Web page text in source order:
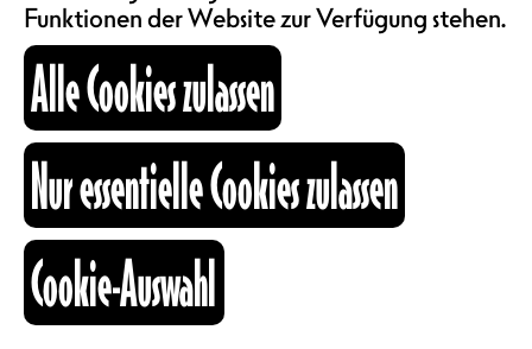
KARTOGRAPHIE
SUCHE
Kulturraum
Nouveau Monde am 21. August 2026
einzuladen! Kommt vorbei und
geniesst von 16:00 Uhr bis 02:00 Uhr
Techno- und Psy-Trance-Klänge,
abwechslungsreiche und
mitreissende Mucke, psychedelisch
und groovig – bei unserem ersten
Besuch im Nouveau Monde!
Be There Instead Of Nowhere !
Funktionen der Website zur Verfügung stehen.
Alle Cookies zulassen
Nur essentielle Cookies zulassen
Cookie-Auswahl